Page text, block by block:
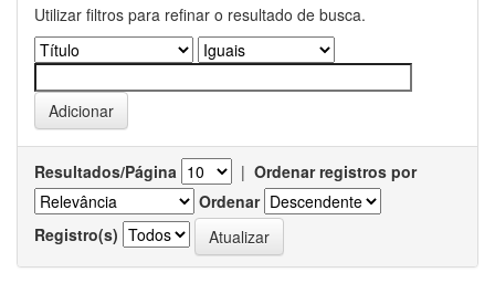
Utilizar filtros para refinar o resultado de busca.
Resultados/Página | Ordenar registros por
Ordenar
Registro(s)